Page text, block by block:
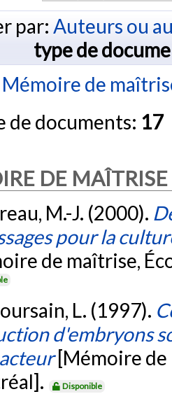
par: Auteurs ou
type de
Mémoire de
de documents: 17
DE MAÎTRISE
M.-J. (2000).
pour la
de maîtrise,
L. (1997).
d'embryons
[Mémoire
Disponible